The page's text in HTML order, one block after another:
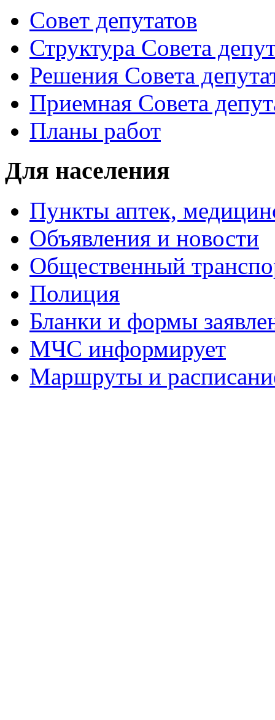
Совет депутатов
Структура Совета
Решения Совета
Приемная Совета
Планы работ
Для населения
Пункты аптек,
Объявления и новости
Общественный
Полиция
Бланки и формы
МЧС информирует
Маршруты и